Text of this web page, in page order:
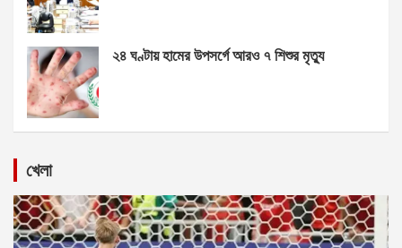
২৪ ঘণ্টায় হামের উপসর্গে আরও ৭ শিশুর মৃত্যু
খেলা